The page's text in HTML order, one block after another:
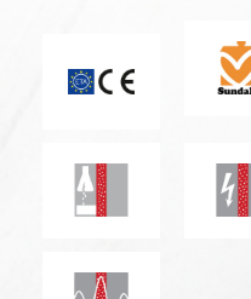
Kemiskt motstånd
Seismiskt